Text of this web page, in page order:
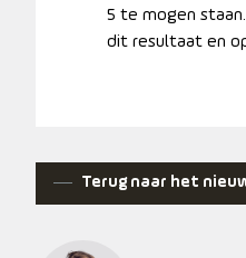
5 te mogen
dit resultaat en
Terug naar het